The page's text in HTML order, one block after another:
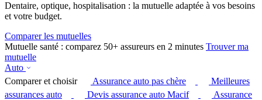
Dentaire, optique, hospitalisation : la mutuelle adaptée à vos besoins
et votre budget.
Comparer les mutuelles
Mutuelle santé : comparez 50+ assureurs en 2 minutes Trouver ma
mutuelle
Auto
Comparer et choisir
Assurance auto pas chère
Meilleures
assurances auto
Devis assurance auto Macif
Assurance